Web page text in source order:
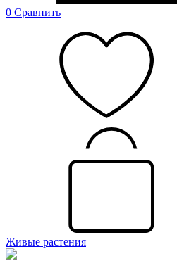
0 Сравнить
Живые растения